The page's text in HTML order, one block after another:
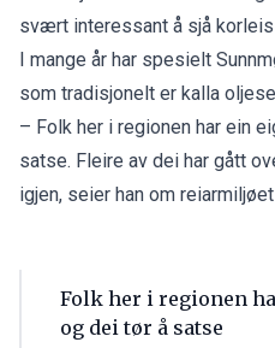
svært interessant å sjå
I mange år har spesielt
som tradisjonelt er kalla
– Folk her i regionen har ein
satse. Fleire av dei har gått
igjen, seier han om
Folk her i regionen
og dei tør å satse